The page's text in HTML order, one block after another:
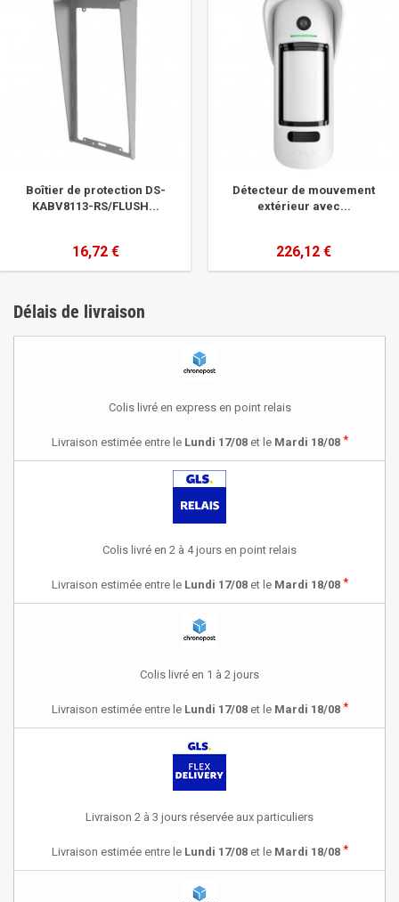
Boîtier de protection DS-
KABV8113-RS/FLUSH...
16,72 €
Détecteur de mouvement
extérieur avec...
226,12 €
Délais de livraison
Colis livré en express en point relais
Livraison estimée entre le Lundi 17/08et le Mardi 18/08 *
Colis livré en 2 à 4 jours en point relais
Livraison estimée entre le Lundi 17/08et le Mardi 18/08 *
Colis livré en 1 à 2 jours
Livraison estimée entre le Lundi 17/08et le Mardi 18/08 *
Livraison 2 à 3 jours réservée aux particuliers
Livraison estimée entre le Lundi 17/08et le Mardi 18/08 *